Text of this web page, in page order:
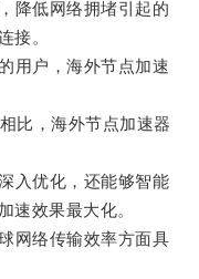
低网络拥堵引起的
接。
户，海外节点加速
，海外节点加速器
优化，还能够智能
速效果最大化。
络传输效率方面具